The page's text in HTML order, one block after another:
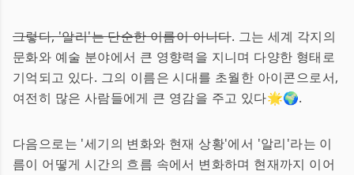
그렇다, '알리'는 단순한 이름이 아니다. 그는 세계 각지의
문화와 예술 분야에서 큰 영향력을 지니며 다양한 형태로
기억되고 있다. 그의 이름은 시대를 초월한 아이콘으로서,
여전히 많은 사람들에게 큰 영감을 주고 있다🌟🌍.
다음으로는 '세기의 변화와 현재 상황'에서 '알리'라는 이
름이 어떻게 시간의 흐름 속에서 변화하며 현재까지 이어